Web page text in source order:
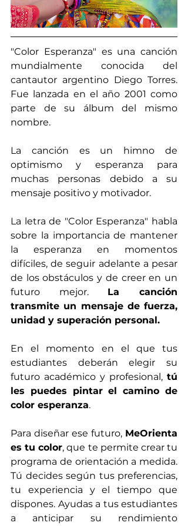
"Color Esperanza" es una canción
mundialmente conocida del
cantautor argentino Diego Torres.
Fue lanzada en el año 2001 como
parte de su álbum del mismo
nombre.
La canción es un himno de
optimismo y esperanza para
muchas personas debido a su
mensaje positivo y motivador.
La letra de "Color Esperanza" habla
sobre la importancia de mantener
la esperanza en momentos
difíciles, de seguir adelante a pesar
de los obstáculos y de creer en un
futuro mejor. La canción
transmite un mensaje de fuerza,
unidad y superación personal.
En el momento en el que tus
estudiantes deberán elegir su
futuro académico y profesional, tú
les puedes pintar el camino de
color esperanza.
Para diseñar ese futuro, MeOrienta
es tu color, que te permite crear tu
programa de orientación a medida.
Tú decides según tus preferencias,
tu experiencia y el tiempo que
dispones. Ayudas a tus estudiantes
a anticipar su rendimiento